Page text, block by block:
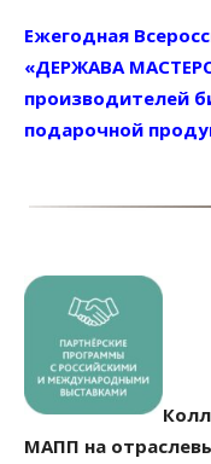
Ежегодная
«ДЕРЖАВА
производителей
подарочной
МАПП на